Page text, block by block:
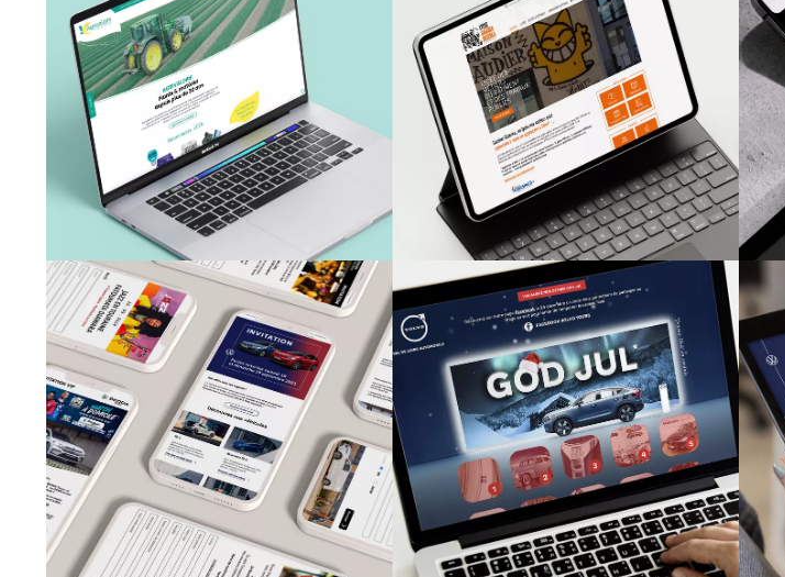
AGRIVALOIRE
Site Internet
LYCÉE GAUDIER BRZESKA
Site Internet
TOUTES MARQUES
AUTOMOBILES
Campagne
d'emailing et
formulaire
VOLVO
Opération
"Calendrier de
l'avent"